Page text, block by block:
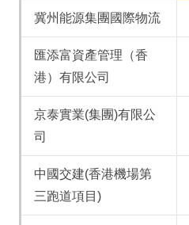
冀州能源集團國際物流
匯添富資產管理（香
港）有限公司
京泰實業(集團)有限公
司
中國交建(香港機場第
三跑道項目)